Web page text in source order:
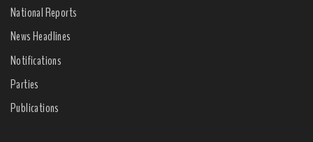
National Reports
News Headlines
Notifications
Parties
Publications